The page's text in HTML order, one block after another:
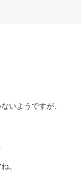
いようですが、
。